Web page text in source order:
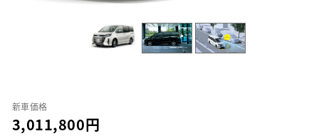
新車価格
3,011,800